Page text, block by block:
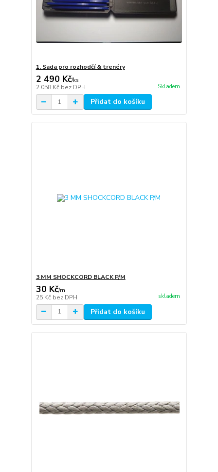
1. Sada pro rozhodčí & trenéry
2 490 Kč/ks
2 058 Kč bez DPH Skladem
Přidat do košíku
3 MM SHOCKCORD BLACK P/M
30 Kč/m
25 Kč bez DPH skladem
Přidat do košíku